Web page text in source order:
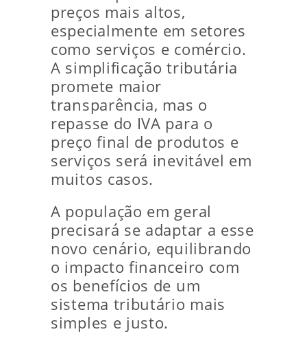
preços mais altos,
especialmente em setores
como serviços e comércio.
A simplificação tributária
promete maior
transparência, mas o
repasse do IVA para o
preço final de produtos e
serviços será inevitável em
muitos casos.
A população em geral
precisará se adaptar a esse
novo cenário, equilibrando
o impacto financeiro com
os benefícios de um
sistema tributário mais
simples e justo.